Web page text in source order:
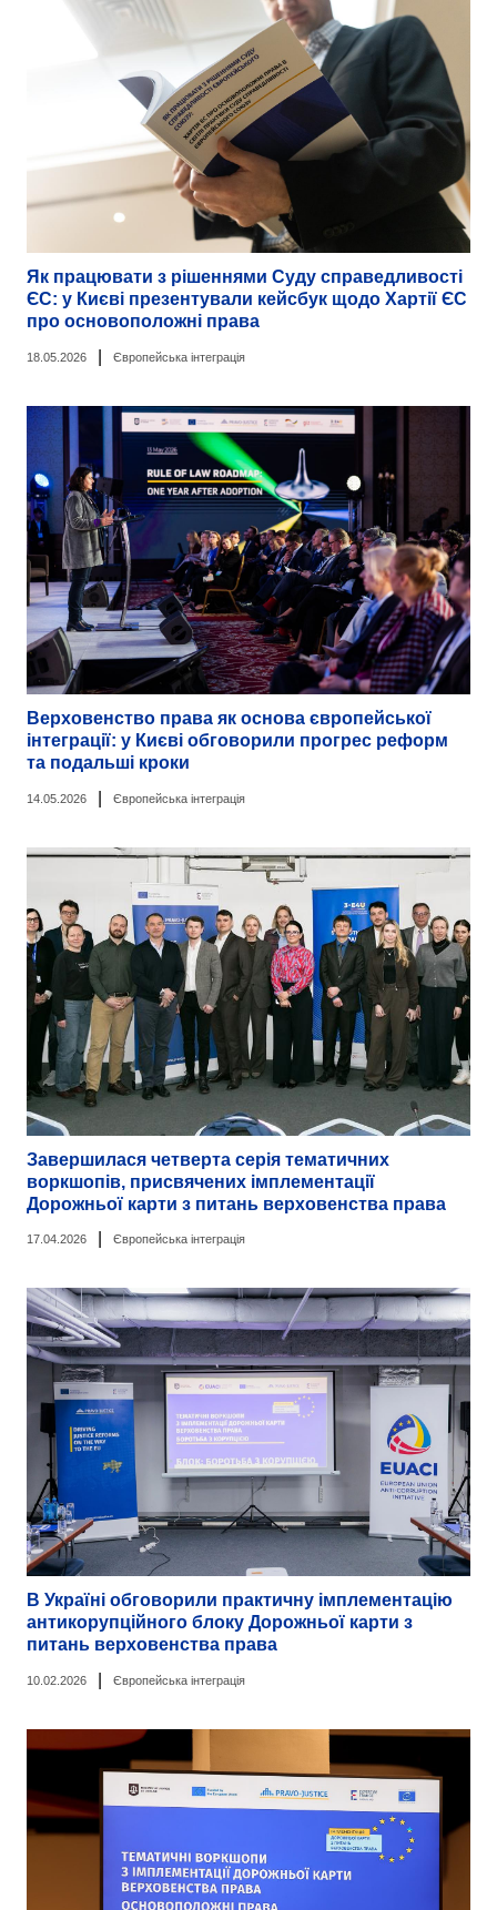
Як працювати з рішеннями Суду справедливості
ЄС: у Києві презентували кейсбук щодо Хартії ЄС
про основоположні права
18.05.2026 Європейська інтеграція
Верховенство права як основа європейської
інтеграції: у Києві обговорили прогрес реформ
та подальші кроки
14.05.2026 Європейська інтеграція
Завершилася четверта серія тематичних
воркшопів, присвячених імплементації
Дорожньої карти з питань верховенства права
17.04.2026 Європейська інтеграція
В Україні обговорили практичну імплементацію
антикорупційного блоку Дорожньої карти з
питань верховенства права
10.02.2026 Європейська інтеграція